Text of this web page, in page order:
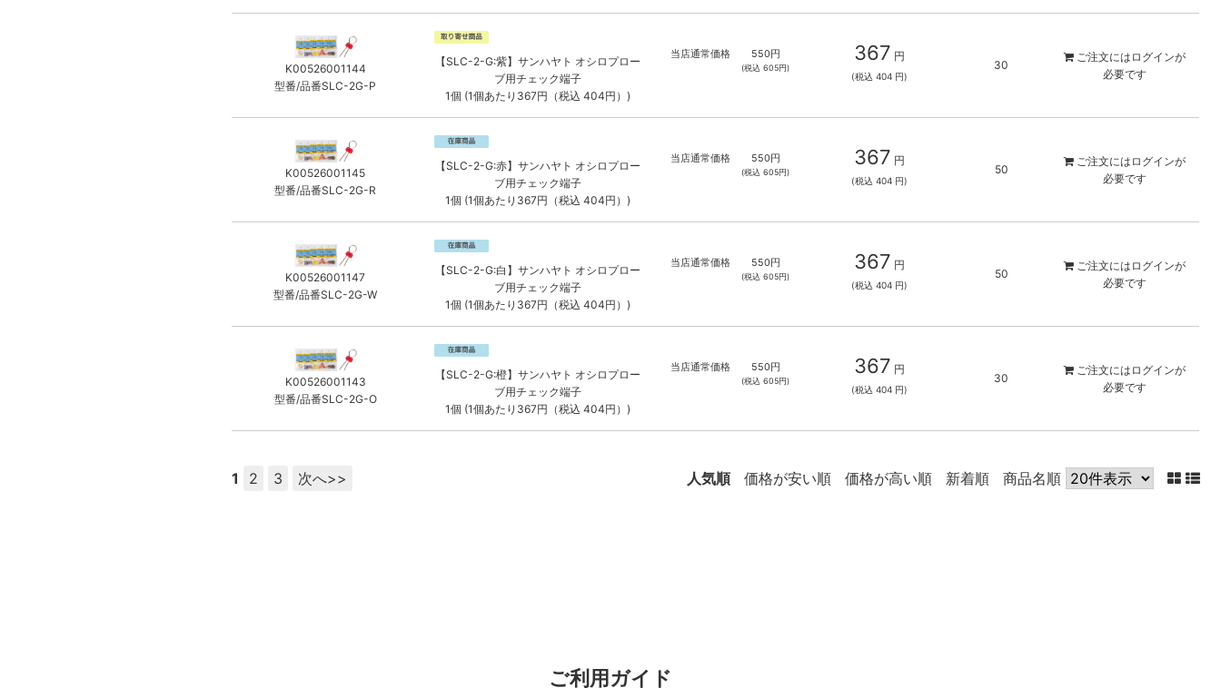
K00526001144
型番/品番SLC-2G-P
【SLC-2-G:紫】サンハヤト オシロプロー
ブ用チェック端子
1個 (1個あたり367円（税込 404円）)
当店通常価格 550円
(税込605円)
367 円
(税込 404 円)
30
ご注文には ログインが
必要です
K00526001145
型番/品番SLC-2G-R
【SLC-2-G:赤】サンハヤト オシロプロー
ブ用チェック端子
1個 (1個あたり367円（税込 404円）)
当店通常価格 550円
(税込605円)
367 円
(税込 404 円)
50
ご注文には ログインが
必要です
K00526001147
型番/品番SLC-2G-W
【SLC-2-G:白】サンハヤト オシロプロー
ブ用チェック端子
1個 (1個あたり367円（税込 404円）)
当店通常価格 550円
(税込605円)
367 円
(税込 404 円)
50
ご注文には ログインが
必要です
K00526001143
型番/品番SLC-2G-O
【SLC-2-G:橙】サンハヤト オシロプロー
ブ用チェック端子
1個 (1個あたり367円（税込 404円）)
当店通常価格 550円
(税込605円)
367 円
(税込 404 円)
30
ご注文には ログインが
必要です
人気順 価格が安い順 価格が高い順 新着順 商品名順
1 2 3 次へ>>
ご利用ガイド